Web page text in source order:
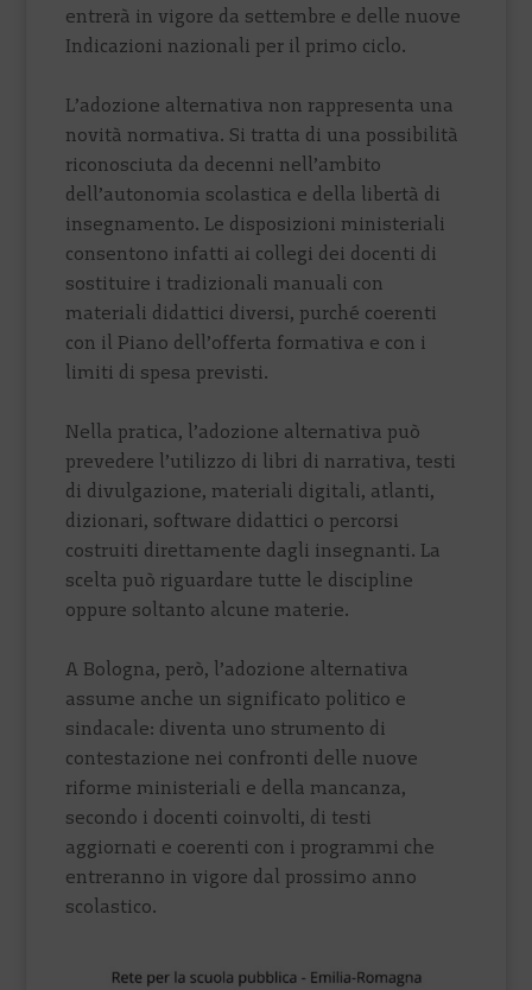
entrerà in vigore da settembre e delle nuove
Indicazioni nazionali per il primo ciclo.
L’adozione alternativa non rappresenta una
novità normativa. Si tratta di una possibilità
riconosciuta da decenni nell’ambito
dell’autonomia scolastica e della libertà di
insegnamento. Le disposizioni ministeriali
consentono infatti ai collegi dei docenti di
sostituire i tradizionali manuali con
materiali didattici diversi, purché coerenti
con il Piano dell’offerta formativa e con i
limiti di spesa previsti.
Nella pratica, l’adozione alternativa può
prevedere l’utilizzo di libri di narrativa, testi
di divulgazione, materiali digitali, atlanti,
dizionari, software didattici o percorsi
costruiti direttamente dagli insegnanti. La
scelta può riguardare tutte le discipline
oppure soltanto alcune materie.
A Bologna, però, l’adozione alternativa
assume anche un significato politico e
sindacale: diventa uno strumento di
contestazione nei confronti delle nuove
riforme ministeriali e della mancanza,
secondo i docenti coinvolti, di testi
aggiornati e coerenti con i programmi che
entreranno in vigore dal prossimo anno
scolastico.